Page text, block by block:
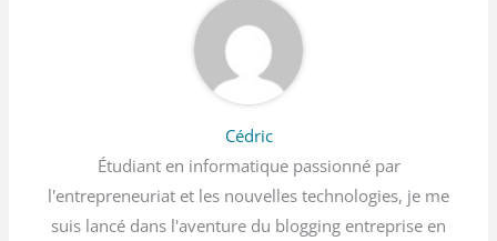
Cédric
Étudiant en informatique passionné par
l'entrepreneuriat et les nouvelles technologies, je me
suis lancé dans l'aventure du blogging entreprise en